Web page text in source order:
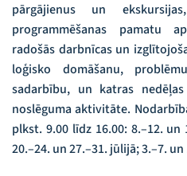
pārgājienus un
programmēšanas pamatu
radošās darbnīcas un
loģisko domāšanu,
sadarbību, un katras
noslēguma aktivitāte.
plkst. 9.00 līdz 16.00: 8.–12. un
20.–24. un 27.–31. jūlijā; 3.–7.